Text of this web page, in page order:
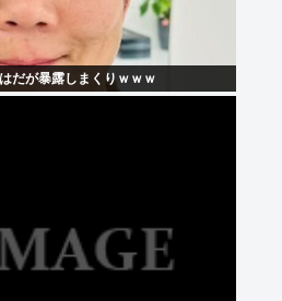
だが暴露しまくりｗｗｗ